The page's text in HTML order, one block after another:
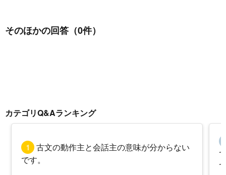
そのほかの回答（0件）
カテゴリQ&Aランキング
1
古文の動作主と会話主の意味が分からない
です。